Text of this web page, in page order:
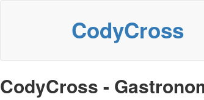
CodyCross
CodyCross -